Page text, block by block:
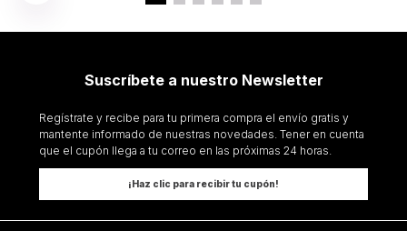
Suscríbete a nuestro Newsletter
Regístrate y recibe para tu primera compra el envío gratis y
mantente informado de nuestras novedades. Tener en cuenta
que el cupón llega a tu correo en las próximas 24 horas.
¡Haz clic para recibir tu cupón!